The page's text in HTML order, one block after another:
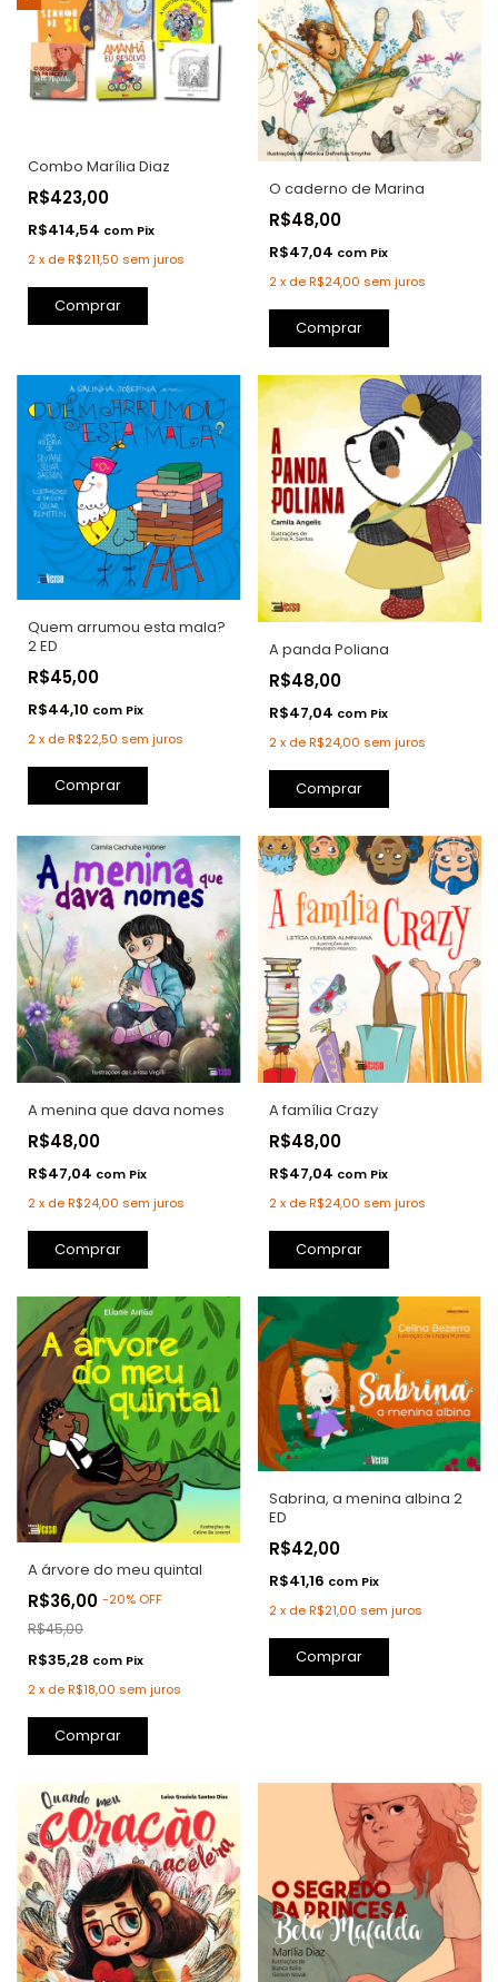
Combo Marília Diaz
R$423,00
R$414,54 com Pix
2x deR$211,50 sem juros
Comprar
O caderno de Marina
R$48,00
R$47,04 com Pix
2 x deR$24,00 sem juros
Comprar
Quem arrumou esta mala?
2 ED
R$45,00
R$44,10 com Pix
2x deR$22,50 sem juros
Comprar
A panda Poliana
R$48,00
R$47,04 com Pix
2 x deR$24,00 sem juros
Comprar
A menina que dava nomes
R$48,00
R$47,04 com Pix
2x deR$24,00 sem juros
Comprar
A família Crazy
R$48,00
R$47,04 com Pix
2 x deR$24,00 sem juros
Comprar
A árvore do meu quintal
R$36,00 -20% OFF
R$45,00
R$35,28 com Pix
2x deR$18,00 sem juros
Comprar
Sabrina, a menina albina 2
ED
R$42,00
R$41,16 com Pix
2 x deR$21,00 sem juros
Comprar